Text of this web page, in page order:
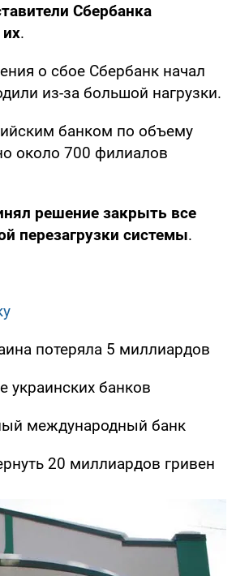
Сбербанка
.
о сбое Сбербанк начал
из-за большой нагрузки.
банком по объему
около 700 филиалов
решение закрыть все
перезагрузки системы.
потеряла 5 миллиардов
украинских банков
международный банк
20 миллиардов гривен